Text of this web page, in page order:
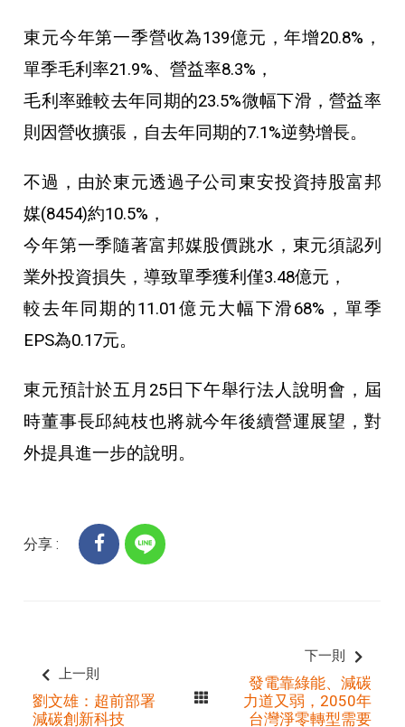
東元今年第一季營收為139億元，年增20.8%，
單季毛利率21.9%、營益率8.3%，
毛利率雖較去年同期的23.5%微幅下滑，營益率
則因營收擴張，自去年同期的7.1%逆勢增長。
不過，由於東元透過子公司東安投資持股富邦
媒(8454)約10.5%，
今年第一季隨著富邦媒股價跳水，東元須認列
業外投資損失，導致單季獲利僅3.48億元，
較去年同期的11.01億元大幅下滑68%，單季
EPS為0.17元。
東元預計於五月25日下午舉行法人說明會，屆
時董事長邱純枝也將就今年後續營運展望，對
外提具進一步的說明。
分享 :
上一則
劉文雄：超前部署
減碳創新科技
下一則
發電靠綠能、減碳
力道又弱，2050年
台灣淨零轉型需要